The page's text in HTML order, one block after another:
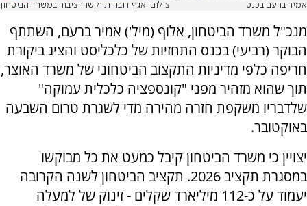
אמיר ברעם בכנס צילום: אגף דוברות וקשרי ציבור במשרד הביטחון
מנכ"ל משרד הביטחון, אלוף (מיל') אמיר ברעם, השתתף
הבוקר (רביעי) בכנס התחזיות של כלכליסט והציג ביקורת
חריפה כלפי מדיניות התקצוב הביטחוני של משרד האוצר,
תוך שהוא מזהיר מפני "קונספציה כלכלית עמוקה"
שלדבריו משקפת חזרה מהירה מדי לשגרת טרום השבעה
באוקטובר.
יצויין כי משרד הביטחון קיבל כמעט את כל מבוקשו
במסגרת תקציב 2026. תקציב הביטחון לשנה הקרובה
יעמוד על כ-112 מיליארד שקלים - זינוק של למעלה